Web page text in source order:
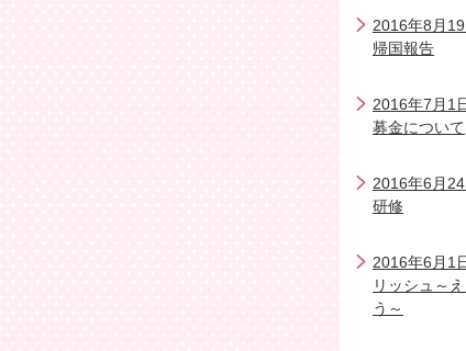
2016年8月
帰国報告
2016年7月1
募金について
2016年6月
研修
2016年6月1
リッシュ～
う～